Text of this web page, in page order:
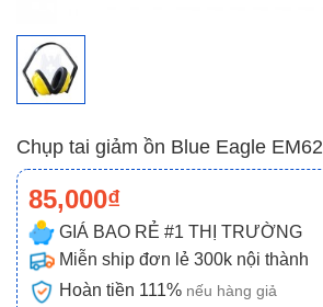
Chụp tai giảm ồn Blue Eagle EM62
85,000₫
GIÁ BAO RẺ #1 THỊ TRƯỜNG
Miễn ship đơn lẻ 300k nội thành
Hoàn tiền 111% nếu hàng giả